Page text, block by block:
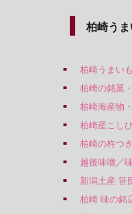
柏崎う
柏崎うまい
柏崎の銘菓
柏崎海産物
柏崎産こし
柏崎の杵つ
越後味噌／
新潟土産 笹
柏崎 味の銘